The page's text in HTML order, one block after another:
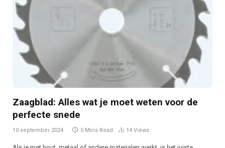
Zaagblad: Alles wat je moet weten voor de
perfecte snede
10 september 2024 5 Mins Read 14 Views